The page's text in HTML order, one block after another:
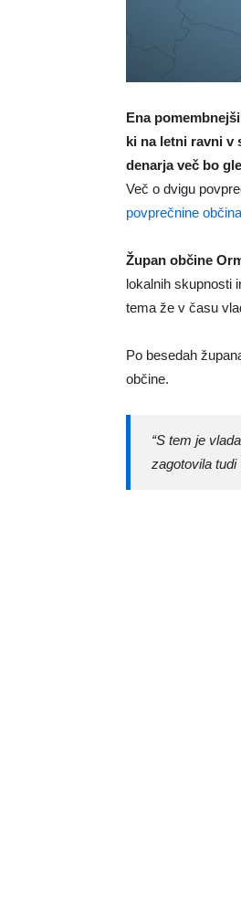
Ena
ki na letni ravni v
denarja več bo
Več o dvigu
povprečnine
Župan občine
lokalnih skupnosti
tema že v času
Po besedah
občine.
“S tem je
zagotovila tudi